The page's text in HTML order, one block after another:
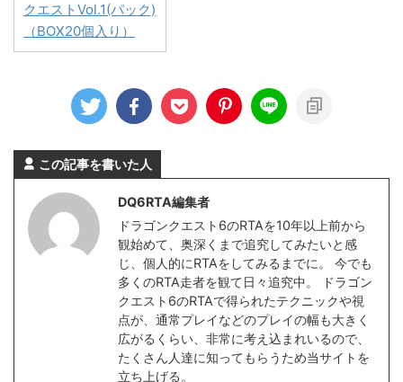
クエストVol.1(パック)
（BOX20個入り）
この記事を書いた人
DQ6RTA編集者
ドラゴンクエスト6のRTAを10年以上前から
観始めて、奥深くまで追究してみたいと感
じ、個人的にRTAをしてみるまでに。 今でも
多くのRTA走者を観て日々追究中。 ドラゴン
クエスト6のRTAで得られたテクニックや視
点が、通常プレイなどのプレイの幅も大きく
広がるくらい、非常に考え込まれいるので、
たくさん人達に知ってもらうため当サイトを
立ち上げる。